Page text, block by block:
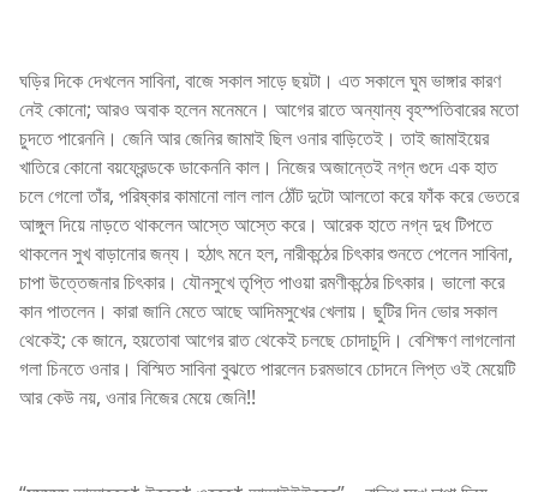
ঘড়ির দিকে দেখলেন সাবিনা, বাজে সকাল সাড়ে ছয়টা। এত সকালে ঘুম ভাঙ্গার কারণ
নেই কোনো; আরও অবাক হলেন মনেমনে। আগের রাতে অন্যান্য বৃহস্পতিবারের মতো
চুদতে পারেননি। জেনি আর জেনির জামাই ছিল ওনার বাড়িতেই। তাই জামাইয়ের
খাতিরে কোনো বয়ফ্রেন্ডকে ডাকেননি কাল। নিজের অজান্তেই নগ্ন গুদে এক হাত
চলে গেলো তাঁর, পরিষ্কার কামানো লাল লাল ঠোঁট দুটো আলতো করে ফাঁক করে ভেতরে
আঙ্গুল দিয়ে নাড়তে থাকলেন আস্তে আস্তে করে। আরেক হাতে নগ্ন দুধ টিপতে
থাকলেন সুখ বাড়ানোর জন্য। হঠাৎ মনে হল, নারীকন্ঠের চিৎকার শুনতে পেলেন সাবিনা,
চাপা উত্তেজনার চিৎকার। যৌনসুখে তৃপ্তি পাওয়া রমণীকন্ঠের চিৎকার। ভালো করে
কান পাতলেন। কারা জানি মেতে আছে আদিমসুখের খেলায়। ছুটির দিন ভোর সকাল
থেকেই; কে জানে, হয়তোবা আগের রাত থেকেই চলছে চোদাচুদি। বেশিক্ষণ লাগলোনা
গলা চিনতে ওনার। বিস্মিত সাবিনা বুঝতে পারলেন চরমভাবে চোদনে লিপ্ত ওই মেয়েটি
আর কেউ নয়, ওনার নিজের মেয়ে জেনি!!